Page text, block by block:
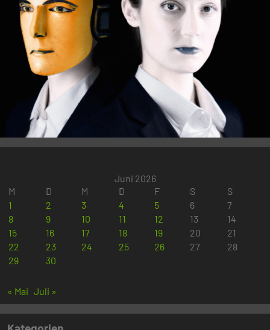
Juni 2026
M
D M D F S
S
1
2 3 4 5 6
7
8
9 10 11 12 13
14
15
16 17 18 19 20
21
22
23 24 25 26 27
28
29
30
« Mai Juli »